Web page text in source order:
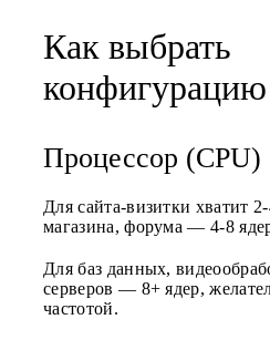
Как выбрать
конфигурацию
Процессор (CPU)
Для сайта-визитки хватит
магазина, форума — 4-8
Для баз данных,
серверов — 8+ ядер,
частотой.